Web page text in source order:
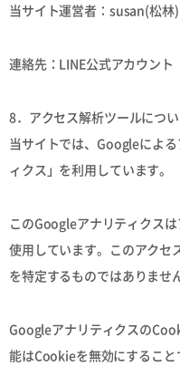
当サイト運営者：susan(松林)
連絡先：LINE公式アカウン
8．アクセス解析ツールにつ
当サイトでは、Googleによ
ィクス」を利用しています。
このGoogleアナリティクス
使用しています。このアクセ
を特定するものではありませ
Googleアナリティクスの
能はCookieを無効にするこ